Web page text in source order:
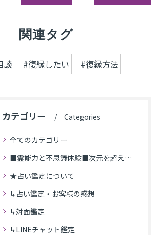
関連タグ
談 #復縁したい #復縁方法
カテゴリー Categories
全てのカテゴリー
■霊能力と不思議体験■次元を超えた体験
★占い鑑定について
↳占い鑑定・お客様の感想
↳対面鑑定
↳LINEチャット鑑定